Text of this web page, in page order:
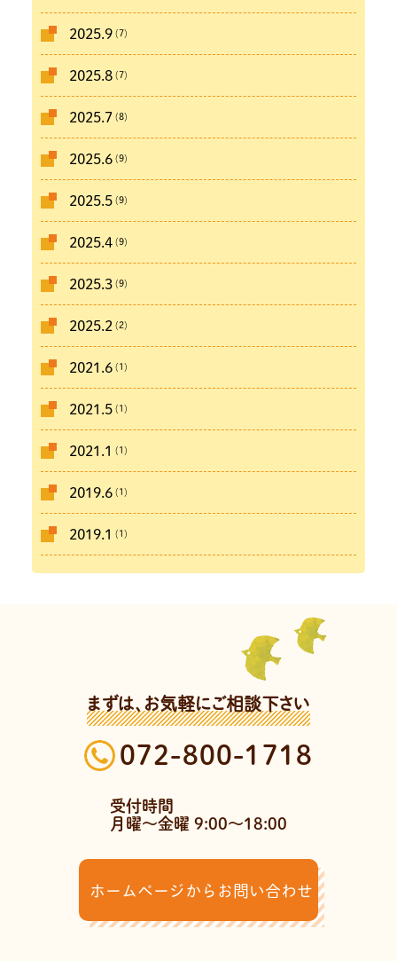
2025.9(7)
2025.8(7)
2025.7 (8)
2025.6(9)
2025.5(9)
2025.4(9)
2025.3(9)
2025.2 (2)
2021.6(1)
2021.5(1)
2021.1 (1)
2019.6(1)
2019.1 (1)
まずは、お気軽にご相談下さい
072-800-1718
受付時間
月曜～金曜 9:00～18:00
ホームページからお問い合わせ